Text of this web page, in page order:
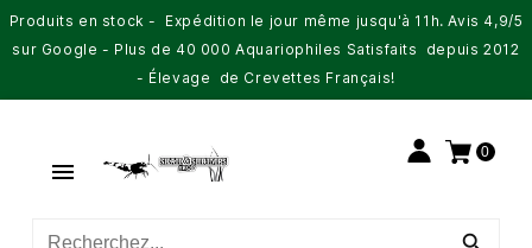
Produits en stock - Expédition le jour même jusqu'à 11h. Avis 4,9/5
sur Google - Plus de 40 000 Aquariophiles Satisfaits depuis 2012
- Élevage de Crevettes Français!

0
